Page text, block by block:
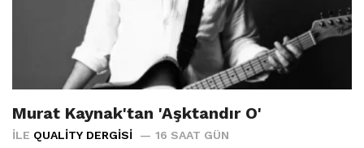
Murat Kaynak'tan 'Aşktandır O'
İLE QUALITY DERGISI 16 SAAT GÜN